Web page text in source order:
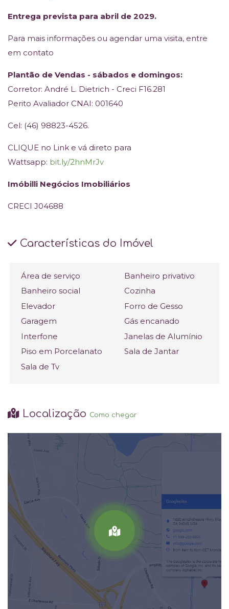
Entrega prevista para abril de 2029.
Para mais informações ou agendar uma visita, entre
em contato
Plantão de Vendas - sábados e domingos:
Corretor: André L. Dietrich - Creci F16.281
Perito Avaliador CNAI: 001640
Cel: (46) 98823-4526.
CLIQUE no Link e vá direto para
Wattsapp: bit.ly/2hnMrJv
Imóbilli Negócios Imobiliários
CRECI J04688
Características do Imóvel
Área de serviço
Banheiro privativo
Banheiro social
Cozinha
Elevador
Forro de Gesso
Garagem
Gás encanado
Interfone
Janelas de Alumínio
Piso em Porcelanato
Sala de Jantar
Sala de Tv
Localização Como chegar